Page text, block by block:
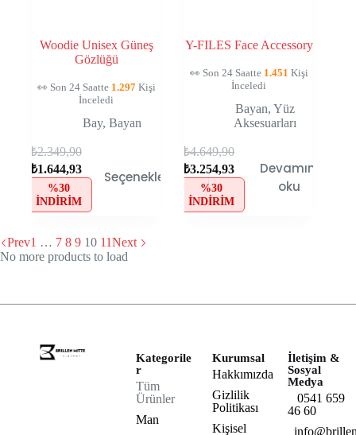
Woodie Unisex Güneş
Gözlüğü
👀 Son 24 Saatte 1.297Kişi
İnceledi
Bay,Bayan
₺2.349,90
₺1.644,93
%30
İNDIRIM
Seçenekler
Y-FILES Face Accessory
👀 Son 24 Saatte 1.451 Kişi
İnceledi
Bayan, Yüz
Aksesuarları
₺4.649,90
₺3.254,93
%30
İNDIRIM
Devamını
oku
Prev1 … 7 8 9 10 11Next
No more products to load
Kategorile
r
Tüm
Ürünler
Man
Kurumsal
Hakkımızda
Gizlilik
Politikası
Kişisel
İletişim &
Sosyal
Medya
0541 659
46 60